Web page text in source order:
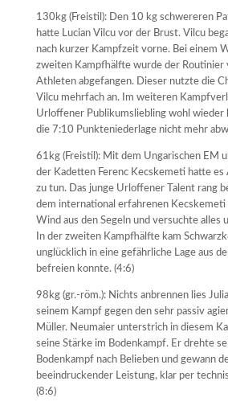
130kg (Freistil): Den 10 kg schwereren
hatte Lucian Vilcu vor der Brust. Vilcu
nach kurzer Kampfzeit vorne. Bei einem
zweiten Kampfhälfte wurde der Routinier
Athleten abgefangen. Dieser nutzte die
Vilcu mehrfach an. Im weiteren
Urloffener Publikumsliebling wohl wieder
die 7:10 Punkteniederlage nicht mehr
61kg (Freistil): Mit dem Ungarischen EM
der Kadetten Ferenc Kecskemeti hatte es
zu tun. Das junge Urloffener Talent rang
dem international erfahrenen Kecskemeti
Wind aus den Segeln und versuchte alles
In der zweiten Kampfhälfte kam
unglücklich in eine gefährliche Lage aus
befreien konnte. (4:6)
98kg (gr.-röm.): Nichts anbrennen lies
seinem Kampf gegen den sehr passiv
Müller. Neumaier unterstrich in diesem
seine Stärke im Bodenkampf. Er drehte
Bodenkampf nach Belieben und gewann
beeindruckender Leistung, klar per
(8:6)